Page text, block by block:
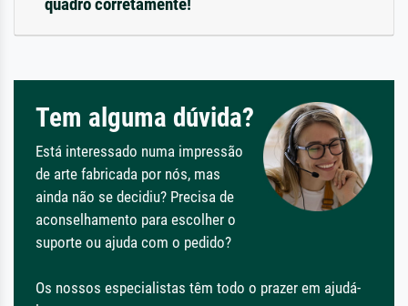
Tem alguma dúvida?
Está interessado numa impressão
de arte fabricada por nós, mas
ainda não se decidiu? Precisa de
aconselhamento para escolher o
suporte ou ajuda com o pedido?
Os nossos especialistas têm todo o prazer em ajudá-